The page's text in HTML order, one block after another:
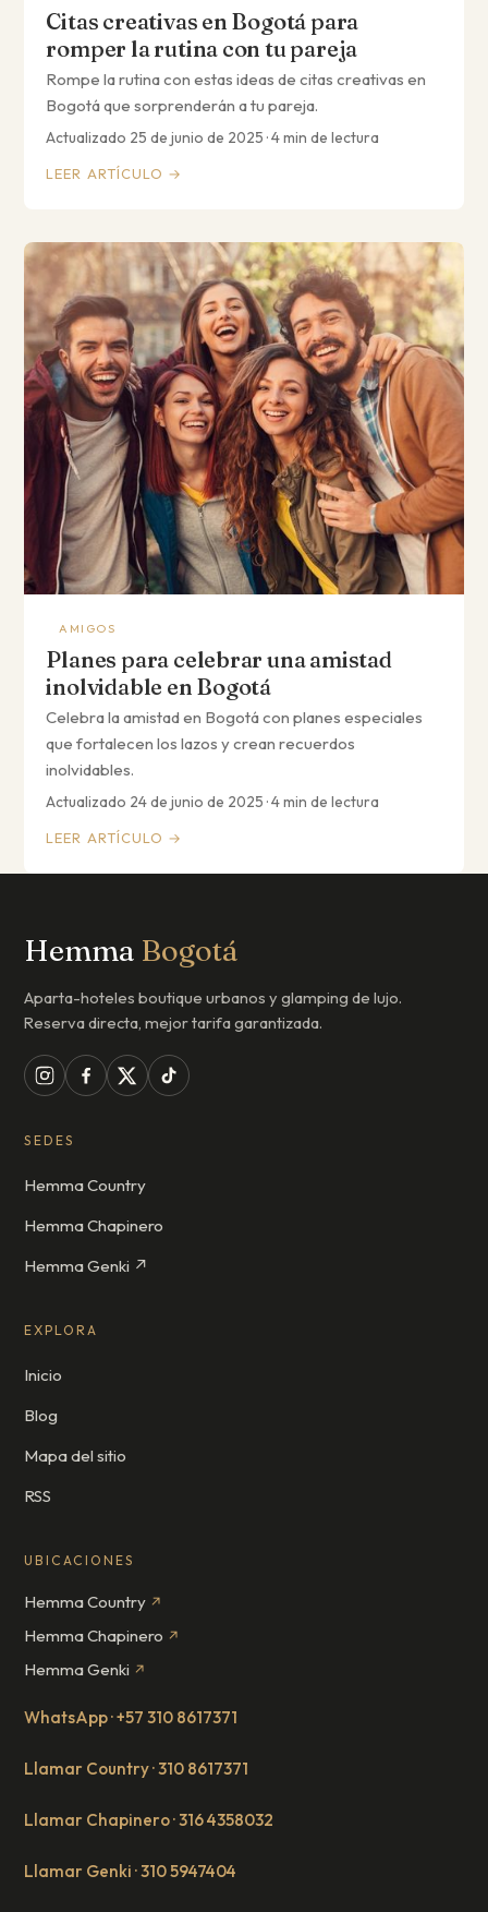
Citas creativas en Bogotá para
romper la rutina con tu pareja
Rompe la rutina con estas ideas de citas creativas en
Bogotá que sorprenderán a tu pareja.
Actualizado 25 de junio de 2025 · 4 min de lectura
LEER ARTÍCULO →
AMIGOS
Planes para celebrar una amistad
inolvidable en Bogotá
Celebra la amistad en Bogotá con planes especiales
que fortalecen los lazos y crean recuerdos
inolvidables.
Actualizado 24 de junio de 2025 · 4 min de lectura
LEER ARTÍCULO →
Hemma Bogotá
Aparta-hoteles boutique urbanos y glamping de lujo.
Reserva directa, mejor tarifa garantizada.
SEDES
Hemma Country
Hemma Chapinero
Hemma Genki ↗
EXPLORA
Inicio
Blog
Mapa del sitio
RSS
UBICACIONES
Hemma Country ↗
Hemma Chapinero ↗
Hemma Genki ↗
WhatsApp · +57 310 8617371
Llamar Country · 310 8617371
Llamar Chapinero · 316 4358032
Llamar Genki · 310 5947404